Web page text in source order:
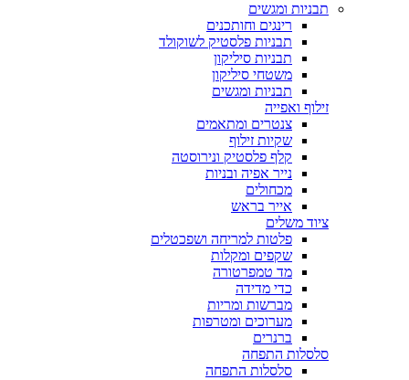
תבניות ומגשים
רינגים וחותכנים
תבניות פלסטיק לשוקולד
תבניות סיליקון
משטחי סיליקון
תבניות ומגשים
זילוף ואפייה
צנטרים ומתאמים
שקיות זילוף
קלף פלסטיק ונירוסטה
נייר אפיה ובניות
מכחולים
אייר בראש
ציוד משלים
פלטות למריחה ושפכטלים
שקפים ומקלות
מד טמפרטורה
כדי מדידה
מברשות ומריות
מערוכים ומטרפות
ברנרים
סלסלות התפחה
סלסלות התפחה